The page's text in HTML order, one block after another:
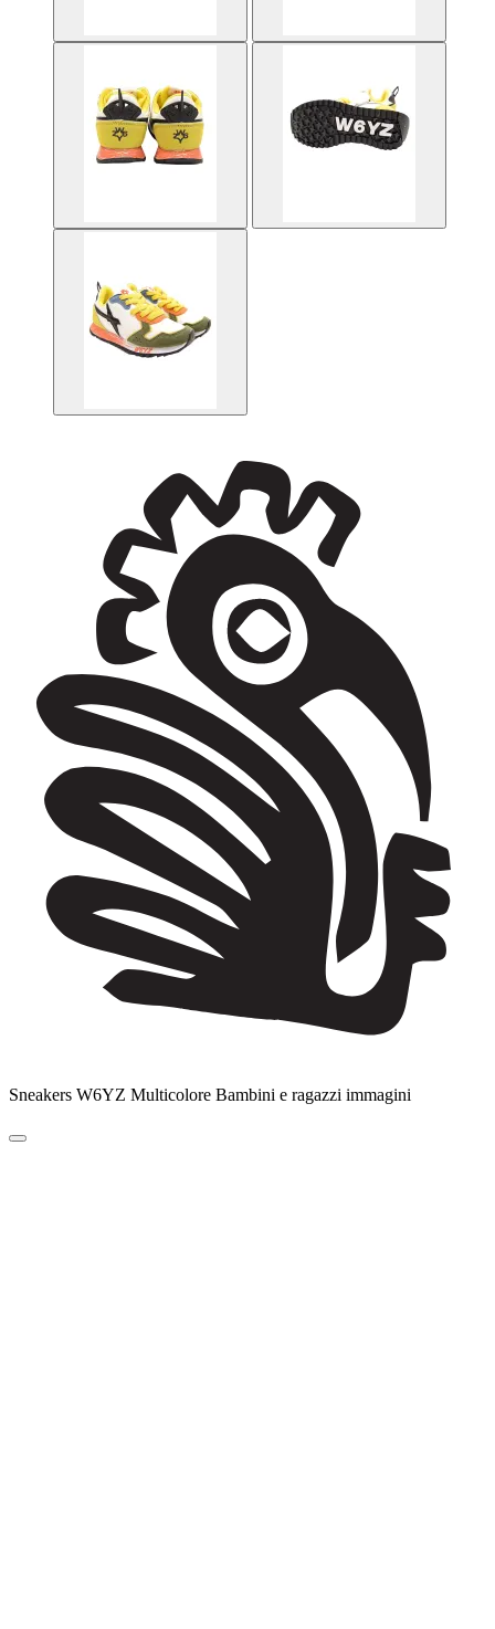
Sneakers W6YZ Multicolore Bambini e ragazzi immagini